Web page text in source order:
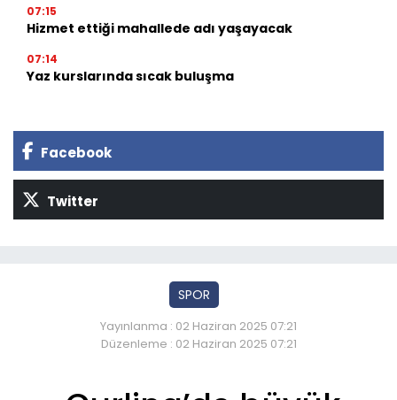
07:15
Hizmet ettiği mahallede adı yaşayacak
07:14
Yaz kurslarında sıcak buluşma
Facebook
Twitter
SPOR
Yayınlanma : 02 Haziran 2025 07:21
Düzenleme : 02 Haziran 2025 07:21